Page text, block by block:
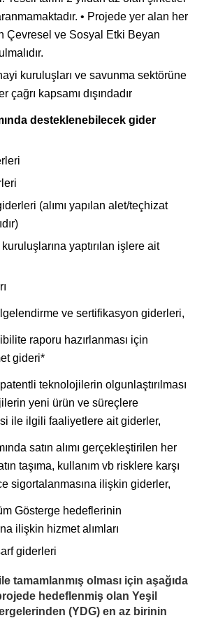
• Projede yer alan her
Çevresel ve Sosyal Etki Beyan
kuruluşları ve savunma sektörüne
çağrı kapsamı dışındadır
desteklenebilecek gider
(alımı yapılan alet/teçhizat
yaptırılan işlere ait
ve sertifikasyon giderleri,
raporu hazırlanması için
gideri*
teknolojilerin olgunlaştırılması
yeni ürün ve süreçlere
ile ilgili faaliyetlere ait giderler,
satın alımı gerçekleştirilen her
taşıma, kullanım vb risklere karşı
sigortalanmasına ilişkin giderler,
Gösterge hedeflerinin
ilişkin hizmet alımları
giderleri
tamamlanmış olması için aşağıda
hedeflenmiş olan Yeşil
(YDG) en az birinin